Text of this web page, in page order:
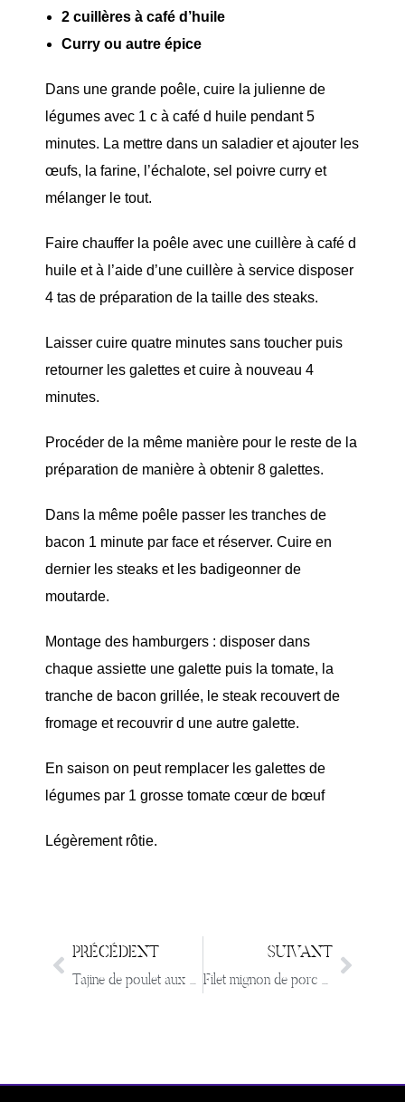
2 cuillères à café d’huile
Curry ou autre épice
Dans une grande poêle, cuire la julienne de
légumes avec 1 c à café d huile pendant 5
minutes. La mettre dans un saladier et ajouter les
œufs, la farine, l’échalote, sel poivre curry et
mélanger le tout.
Faire chauffer la poêle avec une cuillère à café d
huile et à l’aide d’une cuillère à service disposer
4 tas de préparation de la taille des steaks.
Laisser cuire quatre minutes sans toucher puis
retourner les galettes et cuire à nouveau 4
minutes.
Procéder de la même manière pour le reste de la
préparation de manière à obtenir 8 galettes.
Dans la même poêle passer les tranches de
bacon 1 minute par face et réserver. Cuire en
dernier les steaks et les badigeonner de
moutarde.
Montage des hamburgers : disposer dans
chaque assiette une galette puis la tomate, la
tranche de bacon grillée, le steak recouvert de
fromage et recouvrir d une autre galette.
En saison on peut remplacer les galettes de
légumes par 1 grosse tomate cœur de bœuf
Légèrement rôtie.
PRÉCÉDENT
Tajine de poulet aux courgettes et carottes
SUIVANT
Filet mignon de porc en croute bacon et morilles